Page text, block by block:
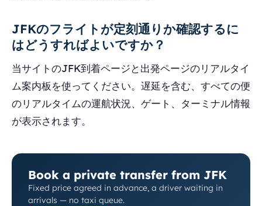
JFKのフライトが定刻通りか確認するに
はどうすればよいですか？
当サイトのJFK到着ページと出発ページのリアルタイ
ム案内板を使ってください。遅延を含む、すべての便
のリアルタイムの運航状況、ゲート、ターミナル情報
が表示されます。
Book a private transfer from JFK
Fixed price agreed in advance, a driver waiting in
arrivals — no taxi queue.